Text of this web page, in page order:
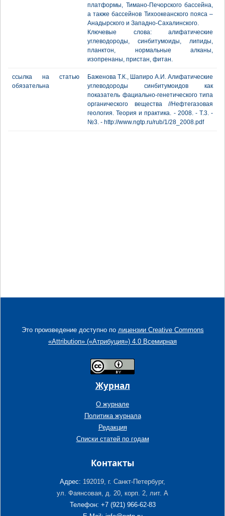
платформы, Тимано-Печорского бассейна,
а также бассейнов Тихоокеанского пояса –
Анадырского и Западно-Сахалинского.
Ключевые слова: алифатические
углеводороды, синбитумоиды, липиды,
планктон, нормальные алканы,
изопренаны, пристан, фитан.
ссылка на статью
обязательна
Баженова Т.К., Шапиро А.И. Алифатические
углеводороды синбитумоидов как
показатель фациально-генетического типа
органического вещества //Нефтегазовая
геология. Теория и практика. - 2008. - Т.3. -
№3. - http://www.ngtp.ru/rub/1/28_2008.pdf
Это произведение доступно по лицензии Creative Commons
«Attribution» («Атрибуция») 4.0 Всемирная
Журнал
О журнале
Политика журнала
Редакция
Списки статей по годам
Контакты
Адрес: 192019, г. Санкт-Петербург,
ул. Фаянсовая, д. 20, корп. 2, лит. А
Телефон: +7 (921) 966-62-83